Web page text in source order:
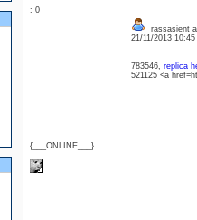
: 0
{___ONLINE___}
rassasient
21/11/2013
783546, replica
521125 <a